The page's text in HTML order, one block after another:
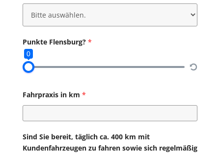
Punkte Flensburg? *
0
Fahrpraxis in km *
Sind Sie bereit, täglich ca. 400 km mit
Kundenfahrzeugen zu fahren sowie sich regelmäßig